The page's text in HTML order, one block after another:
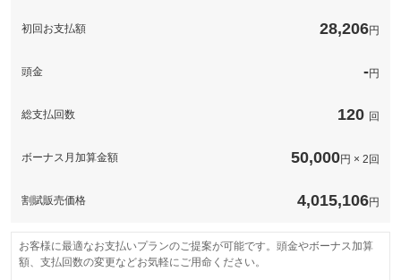
このパックの見積もり依頼（無料）
初回お支払額 28,206円
頭金 -円
総支払回数 120 回
ボーナス月加算金額 50,000円 × 2回
割賦販売価格 4,015,106円
お客様に最適なお支払いプランのご提案が可能です。頭金やボーナス加算
額、支払回数の変更などお気軽にご用命ください。